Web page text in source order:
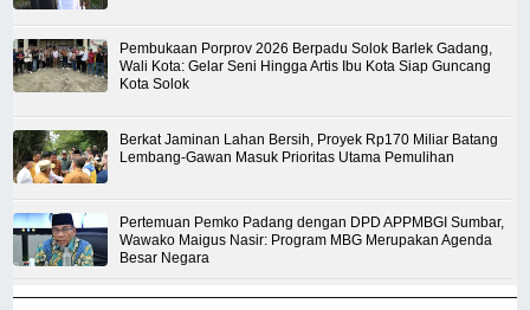
Pembukaan Porprov 2026 Berpadu Solok Barlek Gadang,
Wali Kota: Gelar Seni Hingga Artis Ibu Kota Siap Guncang
Kota Solok
Berkat Jaminan Lahan Bersih, Proyek Rp170 Miliar Batang
Lembang-Gawan Masuk Prioritas Utama Pemulihan
Pertemuan Pemko Padang dengan DPD APPMBGI Sumbar,
Wawako Maigus Nasir: Program MBG Merupakan Agenda
Besar Negara